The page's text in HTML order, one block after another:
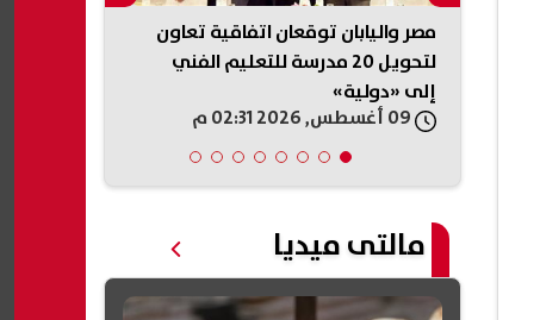
مصر واليابان توقعان اتفاقية تعاون
لتحويل 20 مدرسة للتعليم الفني
إلى «دولية»
مالتى ميديا